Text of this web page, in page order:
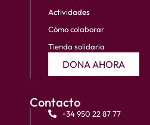
Actividades
Cómo colaborar
Tienda solidaria
DONA AHORA
Contacto
+34 950 22 87 77